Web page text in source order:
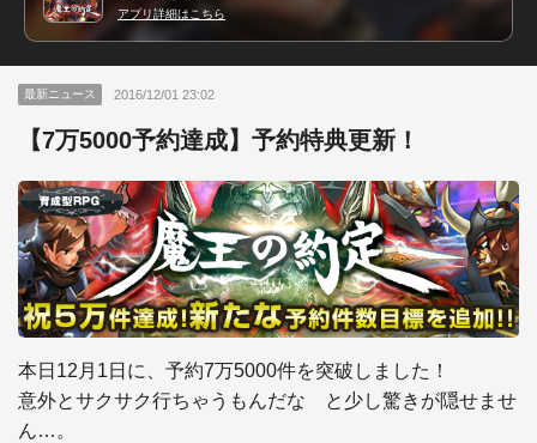
アプリ詳細はこちら
最新ニュース 2016/12/01 23:02
【7万5000予約達成】予約特典更新！
本日12月1日に、予約7万5000件を突破しました！
意外とサクサク行ちゃうもんだな　と少し驚きが隠せませ
ん…。